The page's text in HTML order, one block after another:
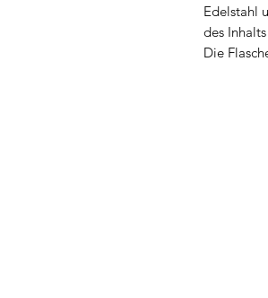
Edelstahl
des
Die